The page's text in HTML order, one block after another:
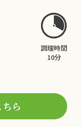
調理時間
10分
ら